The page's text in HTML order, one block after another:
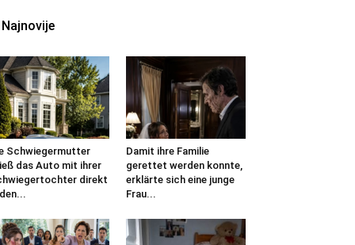
Najnovije
Schwiegermutter
das Auto mit ihrer
direkt
Damit ihre Familie
gerettet werden konnte,
erklärte sich eine junge
Frau...